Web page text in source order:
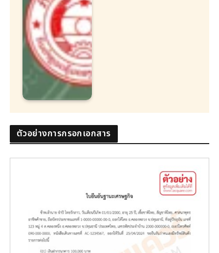
ตัวอย่างการกรอกเอกสาร